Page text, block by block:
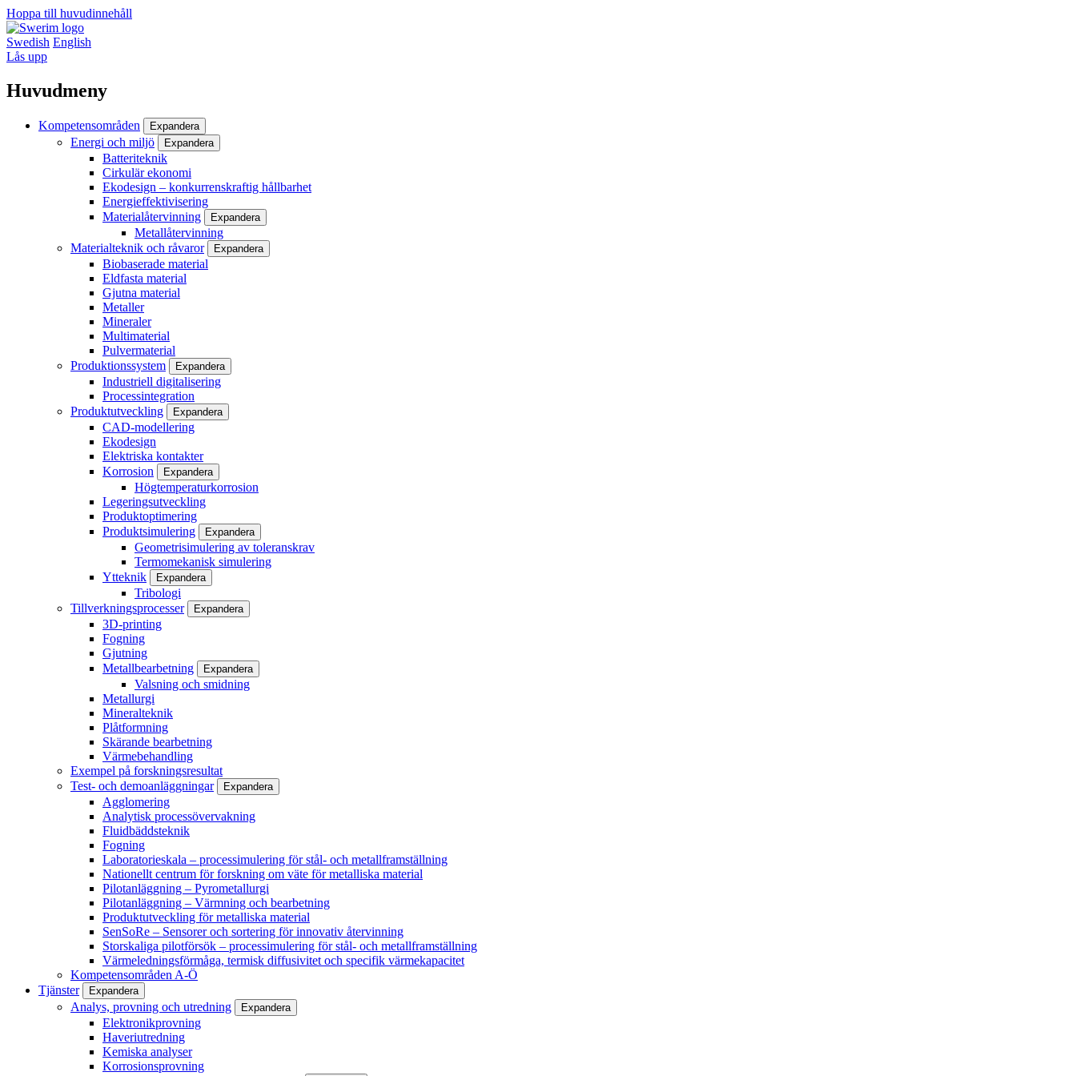
Hoppa till huvudinnehåll
Swedish English
Lås upp
Huvudmeny
Kompetensområden Expandera
Energi och miljö Expandera
Batteriteknik
Cirkulär ekonomi
Ekodesign – konkurrenskraftig hållbarhet
Energieffektivisering
Materialåtervinning
Expandera
Metallåtervinning
Materialteknik och råvaror
Expandera
Biobaserade material
Eldfasta material
Gjutna material
Metaller
Mineraler
Multimaterial
Pulvermaterial
Produktionssystem
Expandera
Industriell digitalisering
Processintegration
Produktutveckling
Expandera
CAD-modellering
Ekodesign
Elektriska kontakter
Korrosion
Expandera
Högtemperaturkorrosion
Legeringsutveckling
Produktoptimering
Produktsimulering
Expandera
Geometrisimulering av toleranskrav
Termomekanisk simulering
Ytteknik
Expandera
Tribologi
Tillverkningsprocesser
Expandera
3D-printing
Fogning
Gjutning
Metallbearbetning
Expandera
Valsning och smidning
Metallurgi
Mineralteknik
Plåtformning
Skärande bearbetning
Värmebehandling
Exempel på forskningsresultat
Test- och demoanläggningar
Expandera
Agglomering
Analytisk processövervakning
Fluidbäddsteknik
Fogning
Laboratorieskala – processimulering för stål- och metallframställning
Nationellt centrum för forskning om väte för metalliska material
Pilotanläggning – Pyrometallurgi
Pilotanläggning – Värmning och bearbetning
Produktutveckling för metalliska material
SenSoRe – Sensorer och sortering för innovativ återvinning
Storskaliga pilotförsök – processimulering för stål- och metallframställning
Värmeledningsförmåga, termisk diffusivitet och specifik värmekapacitet
Kompetensområden A-Ö
Tjänster
Expandera
Analys, provning och utredning Expandera
Elektronikprovning
Haveriutredning
Kemiska analyser
Korrosionsprovning